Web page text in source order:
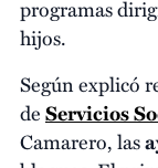
programas
hijos.
Según explicó
deServicios
Camarero, las